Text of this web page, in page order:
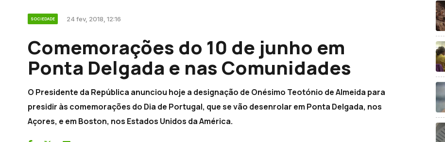
SOCIEDADE 24 fev, 2018, 12:16
Comemorações do 10 de junho em
Ponta Delgada e nas Comunidades
O Presidente da República anunciou hoje a designação de Onésimo Teotónio de Almeida para
presidir às comemorações do Dia de Portugal, que se vão desenrolar em Ponta Delgada, nos
Açores, e em Boston, nos Estados Unidos da América.